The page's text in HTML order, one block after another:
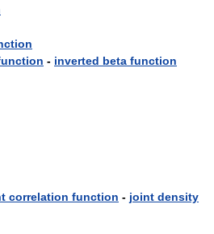
- inverted beta function
correlation function - joint density